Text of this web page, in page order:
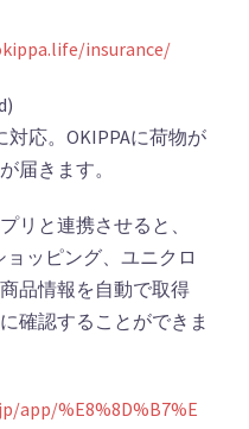
insurance/
応。OKIPPAに荷物が
届きます。
リと連携させると、
ョッピング、ユニクロ
品情報を自動で取得
確認することができま
app/%E8%8D%B7%E